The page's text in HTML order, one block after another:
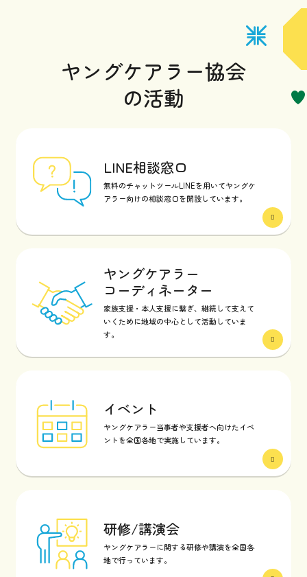
ヤングケアラー協会
の活動
LINE相談窓口
無料のチャットツールLINEを用いてヤングケ
アラー向けの相談窓口を開設しています。
ヤングケアラー
コーディネーター
家族支援・本人支援に繋ぎ、継続して支えて
いくために地域の中心として活動していま
す。
イベント
ヤングケアラー当事者や支援者へ向けたイベ
ントを全国各地で実施しています。
研修/講演会
ヤングケアラーに関する研修や講演を全国各
地で行っています。